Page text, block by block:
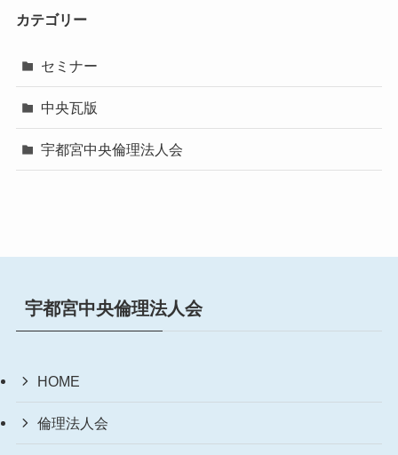
カテゴリー
セミナー
中央瓦版
宇都宮中央倫理法人会
宇都宮中央倫理法人会
HOME
倫理法人会